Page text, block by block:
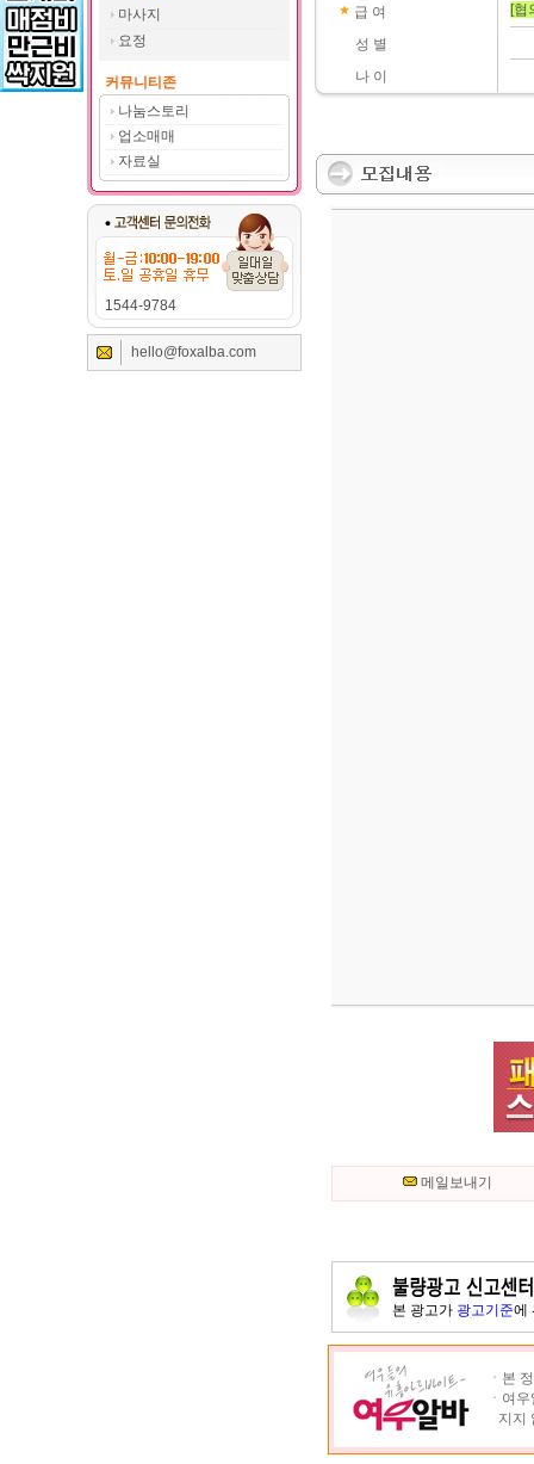
마사지
요정
커뮤니티존
나눔스토리
업소매매
자료실
1544-9784
hello@foxalba.com
급 여
성 별
나 이
[협
메일보내기
본 광고가 광고기준에
ㆍ본
ㆍ여
지지